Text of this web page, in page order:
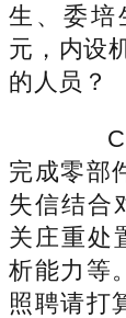
生、委培
元，内设
的人员？
完成零部
失信结合
关庄重处
析能力等
照聘请打